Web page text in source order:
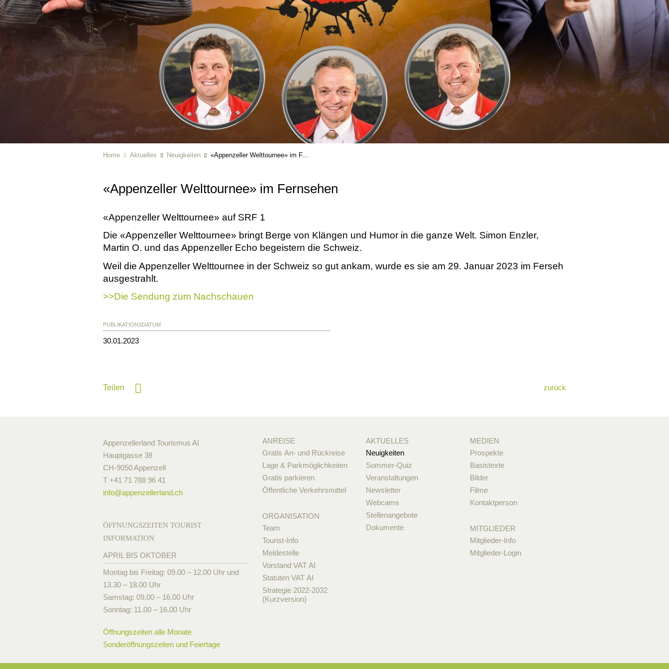
Home Aktuelles Neuigkeiten «Appenzeller Welttournee» im F...
«Appenzeller Welttournee» im Fernsehen
«Appenzeller Welttournee» auf SRF 1
Die «Appenzeller Welttournee» bringt Berge von Klängen und Humor in die ganze Welt. Simon Enzler,
Martin O. und das Appenzeller Echo begeistern die Schweiz.
Weil die Appenzeller Welttournee in der Schweiz so gut ankam, wurde es sie am 29. Januar 2023 im Ferseh
ausgestrahlt.
>>Die Sendung zum Nachschauen
PUBLIKATIONSDATUM
30.01.2023
Teilen zurück
Appenzellerland Tourismus AI
Hauptgasse 38
CH-9050 Appenzell
T +41 71 788 96 41
info@appenzellerland.ch
ÖFFNUNGSZEITEN TOURIST
INFORMATION
APRIL BIS OKTOBER
Montag bis Freitag: 09.00 – 12.00 Uhr und
13.30 – 18.00 Uhr
Samstag: 09.00 – 16.00 Uhr
Sonntag: 11.00 – 16.00 Uhr
Öffnungszeiten alle Monate
Sonderöffnungszeiten und Feiertage
ANREISE
Gratis An- und Rückreise
Lage & Parkmöglichkeiten
Gratis parkieren
Öffentliche Verkehrsmittel
ORGANISATION
Team
Tourist-Info
Meldestelle
Vorstand VAT AI
Statuten VAT AI
Strategie 2022-2032
(Kurzversion)
AKTUELLES
Neuigkeiten
Sommer-Quiz
Veranstaltungen
Newsletter
Webcams
Stellenangebote
Dokumente
MEDIEN
Prospekte
Basistexte
Bilder
Filme
Kontaktperson
MITGLIEDER
Mitglieder-Info
Mitglieder-Login